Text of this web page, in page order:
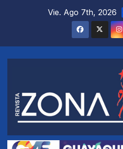
Vie. Ago 7th, 2026